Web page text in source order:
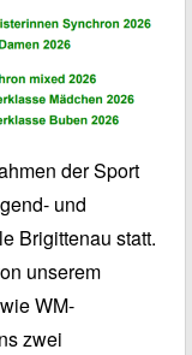
der Sport
und
Brigittenau statt.
unserem
WM-
zwei